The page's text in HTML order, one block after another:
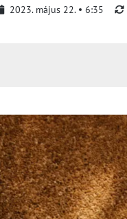
2023. május 22. 6:35